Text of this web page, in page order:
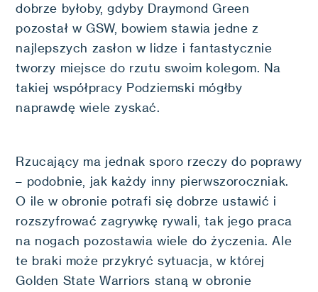
dobrze byłoby, gdyby Draymond Green
pozostał w GSW, bowiem stawia jedne z
najlepszych zasłon w lidze i fantastycznie
tworzy miejsce do rzutu swoim kolegom. Na
takiej współpracy Podziemski mógłby
naprawdę wiele zyskać.
Rzucający ma jednak sporo rzeczy do poprawy
– podobnie, jak każdy inny pierwszoroczniak.
O ile w obronie potrafi się dobrze ustawić i
rozszyfrować zagrywkę rywali, tak jego praca
na nogach pozostawia wiele do życzenia. Ale
te braki może przykryć sytuacja, w której
Golden State Warriors staną w obronie